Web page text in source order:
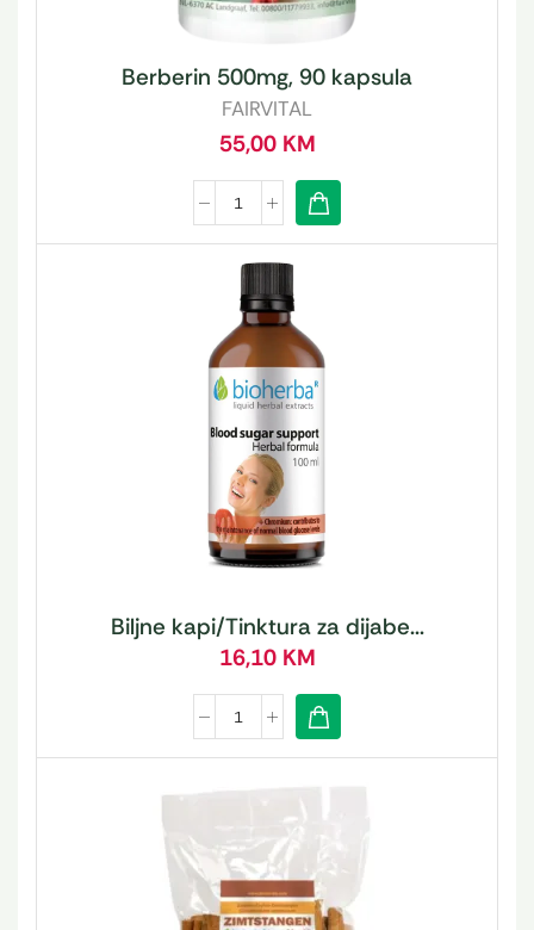
Berberin 500mg, 90 kapsula
FAIRVITAL
55,00 KM
Biljne kapi/Tinktura za dijabe...
16,10 KM